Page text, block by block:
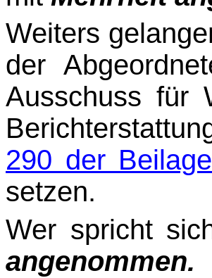
Weiters
der
Ausschuss für
290 der
setzen.
Wer spricht
angenommen.